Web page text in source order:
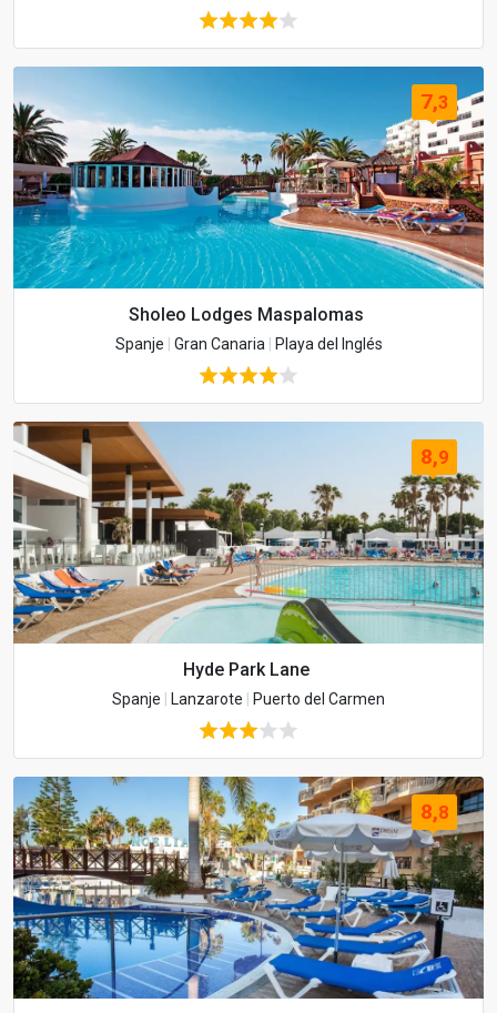
7,3
Sholeo Lodges Maspalomas
Spanje Gran Canaria Playa del Inglés
8,9
Hyde Park Lane
Spanje Lanzarote Puerto del Carmen
8,8